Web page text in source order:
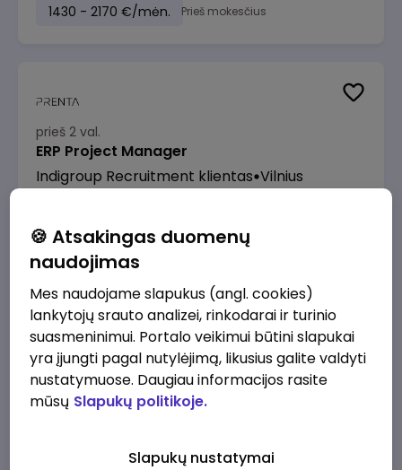
1430 - 2170 €/mėn. Prieš mokesčius
prieš 2 val.
ERP Project Manager
Indigroup Recruitment klientas Vilnius
prieš 2 val.
Kasininkas (-ė) - pardavėjas (-a), Bičiulių g.
36, Bukiškis, Vilnius
IKI Vilnius
🍪 Atsakingas duomenų
naudojimas
Mes naudojame slapukus (angl. cookies)
lankytojų srauto analizei, rinkodarai ir turinio
suasmeninimui. Portalo veikimui būtini slapukai
yra įjungti pagal nutylėjimą, likusius galite valdyti
nustatymuose. Daugiau informacijos rasite
mūsų Slapukų politikoje.
Slapukų nustatymai